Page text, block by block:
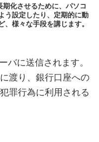
化させるために、パソコ
う設定したり、定期的に動
様々な手段を講じます。
バに送信されます。
渡り、銀行口座への
罪行為に利用される